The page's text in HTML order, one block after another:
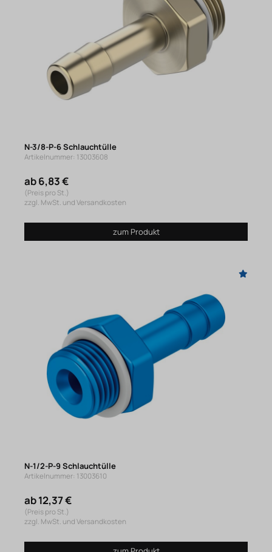
N-3/8-P-6 Schlauchtülle
Artikelnummer: 13003608
ab 6,83 €
(Preis pro St.)
zzgl. MwSt. und Versandkosten
zum Produkt
N-1/2-P-9 Schlauchtülle
Artikelnummer: 13003610
ab 12,37 €
(Preis pro St.)
zzgl. MwSt. und Versandkosten